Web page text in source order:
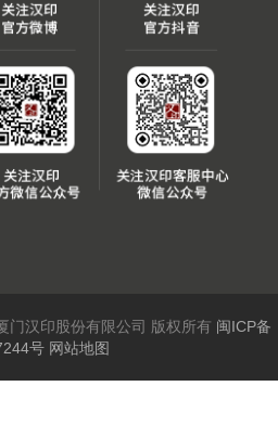
汉印股份有限公司 版权所有 闽ICP备
号 网站地图